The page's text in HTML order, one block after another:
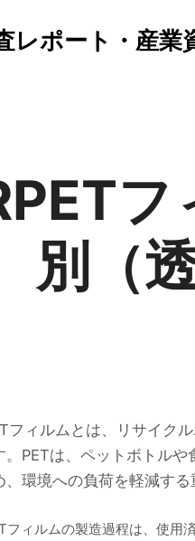
レポート・産業
別（
フィルムとは、リサイク
。PETは、ペットボトル
、環境への負荷を軽減する
フィルムの製造過程は、使用